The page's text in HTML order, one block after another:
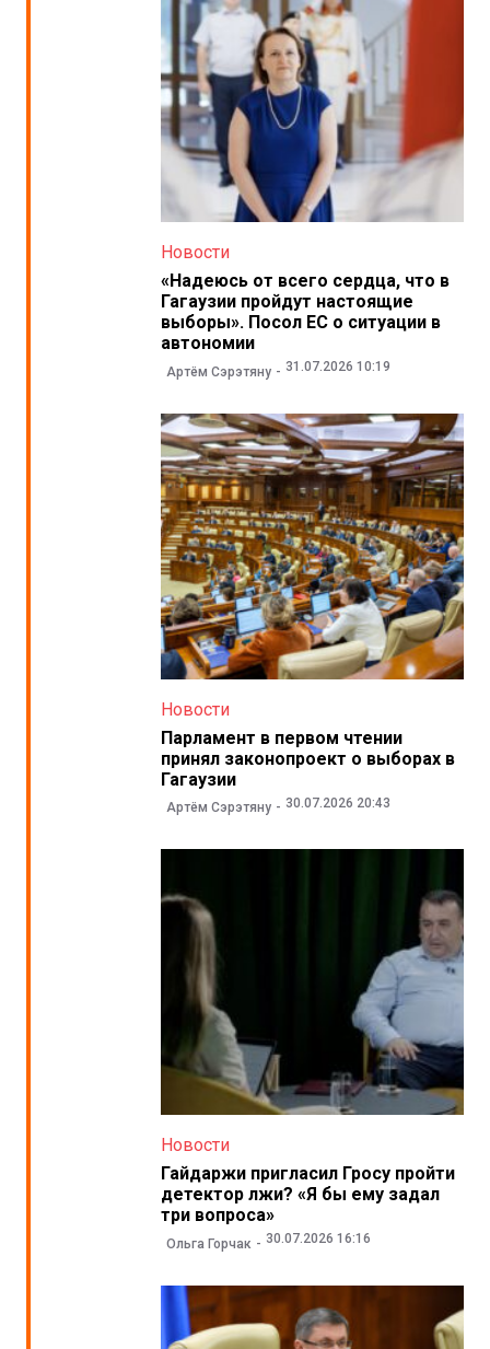
Новости
«Надеюсь от всего сердца, что в
Гагаузии пройдут настоящие
выборы». Посол ЕС о ситуации в
автономии
Артём Сэрэтяну 31.07.2026 10:19
Новости
Парламент в первом чтении
принял законопроект о выборах в
Гагаузии
Артём Сэрэтяну 30.07.2026 20:43
Новости
Гайдаржи пригласил Гросу пройти
детектор лжи? «Я бы ему задал
три вопроса»
Ольга Горчак 30.07.2026 16:16